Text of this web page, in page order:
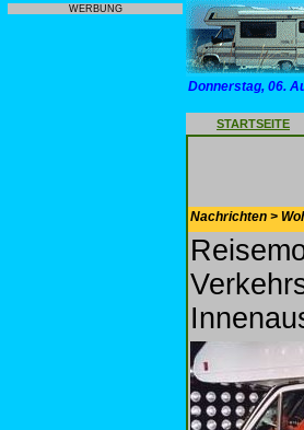
WERBUNG
Donnerstag, 06.
STARTSEITE
Nachrichten >